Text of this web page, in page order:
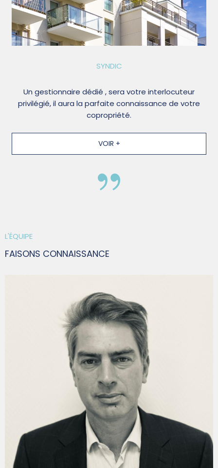
SYNDIC
Un gestionnaire dédié , sera votre interlocuteur
privilégié, il aura la parfaite connaissance de votre
copropriété.
VOIR +
L'ÉQUIPE
FAISONS CONNAISSANCE
FRANÇOIS-XAVIER GUIS